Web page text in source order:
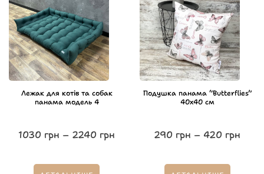
Лежак для котів та собак
панама модель 4
1030 грн – 2240 грн
Подушка панама “Butterflies”
40х40 см
290 грн – 420 грн